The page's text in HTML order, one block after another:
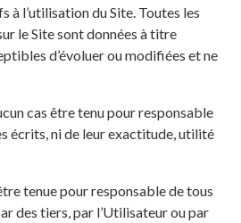
à l’utilisation du Site. Toutes les
le Site sont données à titre
d’évoluer ou modifiées et ne
cas être tenu pour responsable
écrits, ni de leur exactitude, utilité
tenue pour responsable de tous
des tiers, par l’Utilisateur ou par